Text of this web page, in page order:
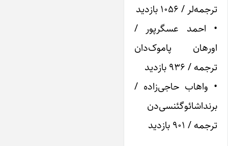
ترجمه‌لر / ۱۰۵۶ بازدید
• احمد عسگرپور /
اورهان پاموک‌دان
ترجمه / ۹۳۶ بازدید
• واهاب حاجی‌زاده /
برنداشائوگئنسی‌دن
ترجمه / ۹۰۱ بازدید